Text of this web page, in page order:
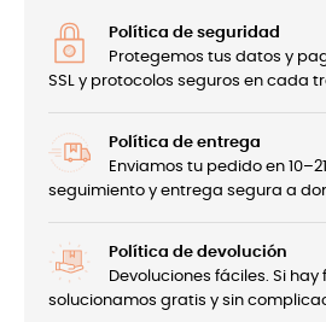
Política de seguridad
Protegemos tus datos y
SSL y protocolos seguros en cada
Política de entrega
Enviamos tu pedido en
seguimiento y entrega segura a
Política de devolución
Devoluciones fáciles. Si hay
solucionamos gratis y sin